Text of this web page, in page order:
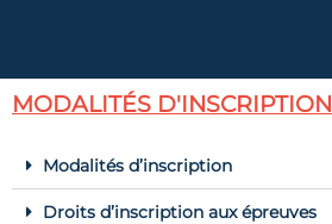
MODALITÉS D'INSCRIPTION
Modalités d’inscription
Droits d’inscription aux épreuves